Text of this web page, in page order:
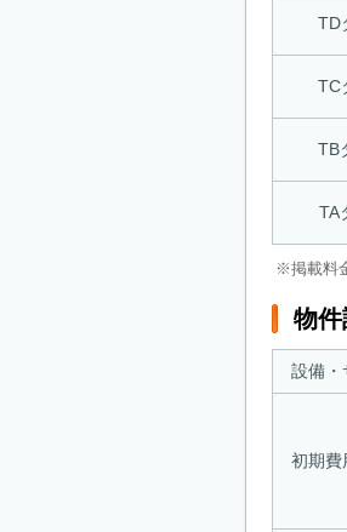
TD
TC
TB
TA
※掲載料
物
設備・
初期費